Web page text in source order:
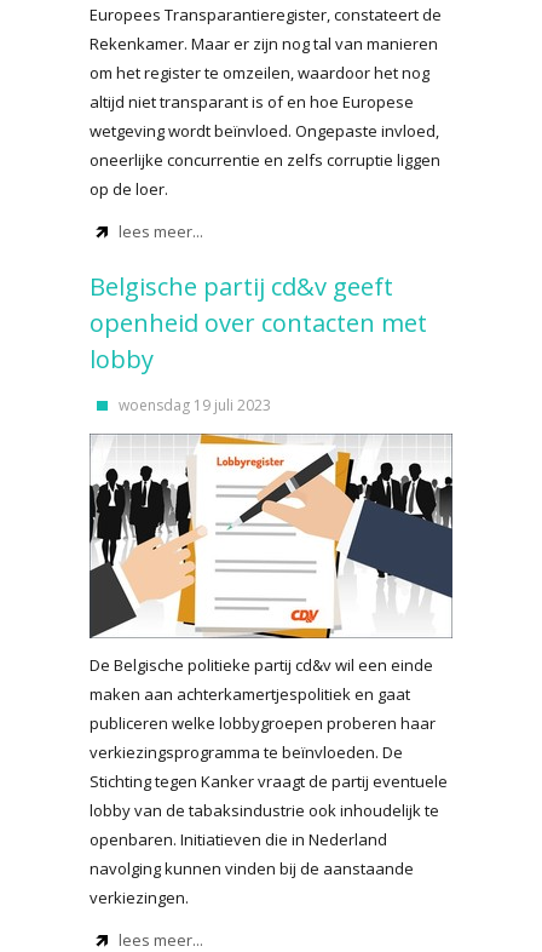
Europees Transparantieregister, constateert de
Rekenkamer. Maar er zijn nog tal van manieren
om het register te omzeilen, waardoor het nog
altijd niet transparant is of en hoe Europese
wetgeving wordt beïnvloed. Ongepaste invloed,
oneerlijke concurrentie en zelfs corruptie liggen
op de loer.
lees meer...
Belgische partij cd&v geeft
openheid over contacten met
lobby
woensdag 19 juli 2023
De Belgische politieke partij cd&v wil een einde
maken aan achterkamertjespolitiek en gaat
publiceren welke lobbygroepen proberen haar
verkiezingsprogramma te beïnvloeden. De
Stichting tegen Kanker vraagt de partij eventuele
lobby van de tabaksindustrie ook inhoudelijk te
openbaren. Initiatieven die in Nederland
navolging kunnen vinden bij de aanstaande
verkiezingen.
lees meer...